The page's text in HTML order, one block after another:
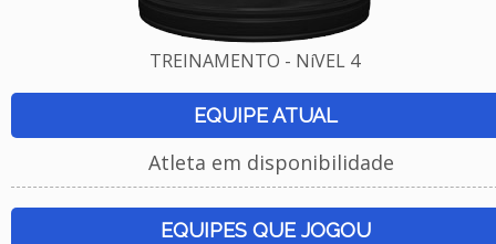
TREINAMENTO - NíVEL 4
EQUIPE ATUAL
Atleta em disponibilidade
EQUIPES QUE JOGOU